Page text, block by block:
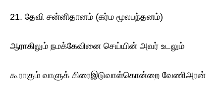
21. தேவி சன்னிதானம் (கர்ம மூலபந்தனம்)
ஆராகிலும் நமக்கேவினை செய்யின் அவர் உடலும்
கூராகும் வாளுக் கிரைஇடுவாள்கொன்றை வேணிஅரன்